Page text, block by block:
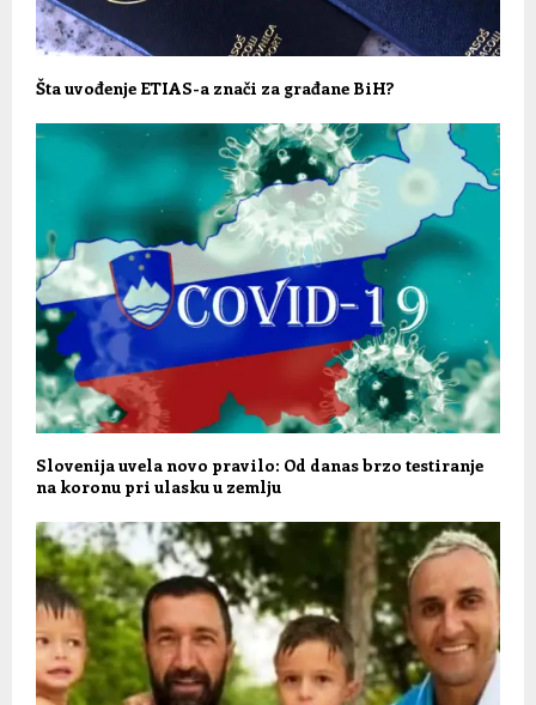
Šta uvođenje ETIAS-a znači za građane BiH?
Slovenija uvela novo pravilo: Od danas brzo testiranje
na koronu pri ulasku u zemlju